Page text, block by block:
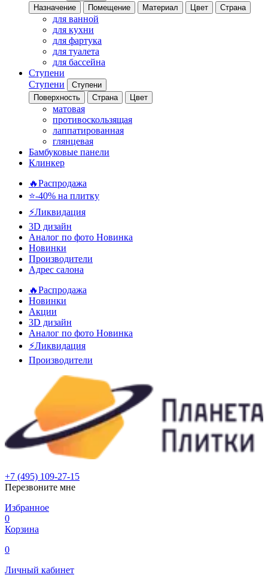
Назначение
Помещение Материал Цвет Страна
для ванной
для кухни
для фартука
для туалета
для бассейна
Ступени
Ступени
Ступени
Поверхность
Страна Цвет
матовая
противоскользящая
лаппатированная
глянцевая
Бамбуковые панели
Клинкер
🔥Распродажа
⭐-40% на плитку
⚡️Ликвидация
3D дизайн
Аналог по фото Новинка
Новинки
Производители
Адрес салона
🔥Распродажа
Новинки
Акции
3D дизайн
Аналог по фото Новинка
⚡Ликвидация
Производители
+7 (495) 109-27-15
Перезвоните мне
Избранное
0
Корзина
0
Личный кабинет